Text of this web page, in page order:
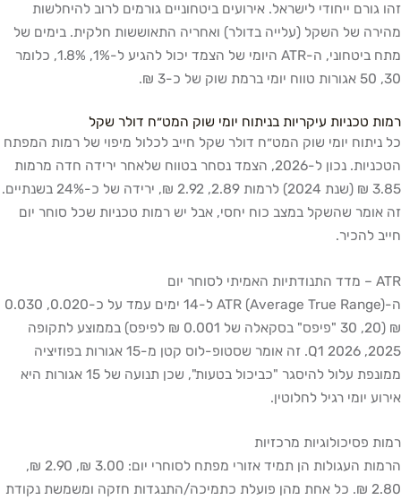
זהו גורם ייחודי לישראל. אירועים ביטחוניים גורמים לרוב להיחלשות
מהירה של השקל (עלייה בדולר) ואחריה התאוששות חלקית. בימים של
מתח ביטחוני, ה-ATR היומי של הצמד יכול להגיע ל-1%, 1.8%, כלומר
30, 50 אגורות טווח יומי ברמת שוק של כ-3 ₪.
רמות טכניות עיקריות בניתוח יומי שוק המט״ח דולר שקל
כל ניתוח יומי שוק המט״ח דולר שקל חייב לכלול מיפוי של רמות המפתח
הטכניות. נכון ל-2026, הצמד נסחר בטווח שלאחר ירידה חדה מרמות
3.85 ₪ (שנת 2024) לרמות 2.89, 2.92 ₪, ירידה של כ-24% בשנתיים.
זה אומר שהשקל במצב כוח יחסי, אבל יש רמות טכניות שכל סוחר יום
חייב להכיר.
ATR – מדד התנודתיות האמיתי לסוחר יום
ה-ATR (Average True Range) ל-14 ימים עמד על כ-0.020, 0.030
₪ (20, 30 "פיפס" בסקאלה של 0.001 ₪ לפיפס) בממוצע לתקופה
2025, Q1 2026. זה אומר שסטופ-לוס קטן מ-15 אגורות בפוזיציה
ממונפת עלול להיסגר "כביכול בטעות", שכן תנועה של 15 אגורות היא
אירוע יומי רגיל לחלוטין.
רמות פסיכולוגיות מרכזיות
הרמות העגולות הן תמיד אזורי מפתח לסוחרי יום: 3.00 ₪, 2.90 ₪,
2.80 ₪. כל אחת מהן פועלת כתמיכה/התנגדות חזקה ומשמשת נקודת